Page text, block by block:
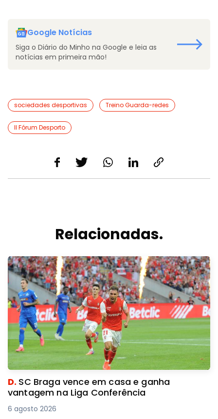
Google Notícias
Siga o Diário do Minho na Google e leia as
notícias em primeira mão!
sociedades desportivas Treino Guarda-redes
II Fórum Desporto
Relacionadas.
D. SC Braga vence em casa e ganha
vantagem na Liga Conferência
6 agosto 2026